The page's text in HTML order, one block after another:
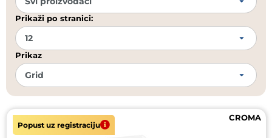
Prikaži po stranici:
Prikaz
Popust uz registraciju
CROMA